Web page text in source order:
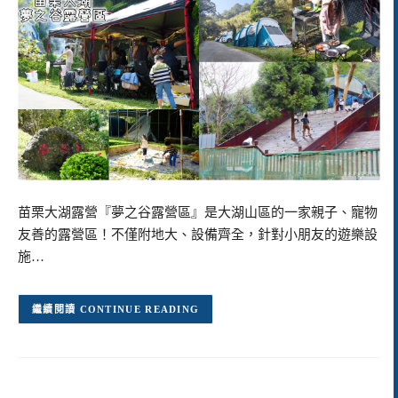
苗栗大湖露營『夢之谷露營區』是大湖山區的一家親子、寵物
友善的露營區！不僅附地大、設備齊全，針對小朋友的遊樂設
施…
CONTINUE READING